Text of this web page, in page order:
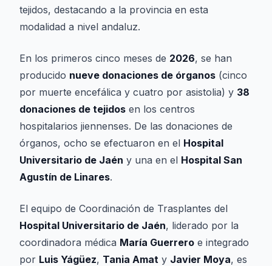
tejidos, destacando a la provincia en esta
modalidad a nivel andaluz.
En los primeros cinco meses de 2026, se han
producido nueve donaciones de órganos (cinco
por muerte encefálica y cuatro por asistolia) y 38
donaciones de tejidos en los centros
hospitalarios jiennenses. De las donaciones de
órganos, ocho se efectuaron en el Hospital
Universitario de Jaén y una en el Hospital San
Agustín de Linares.
El equipo de Coordinación de Trasplantes del
Hospital Universitario de Jaén, liderado por la
coordinadora médica María Guerrero e integrado
por Luis Yágüez, Tania Amat y Javier Moya, es